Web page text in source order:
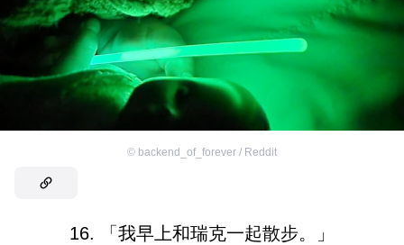
© backend_of_forever / Reddit
16. 「我早上和瑞克一起散步。」